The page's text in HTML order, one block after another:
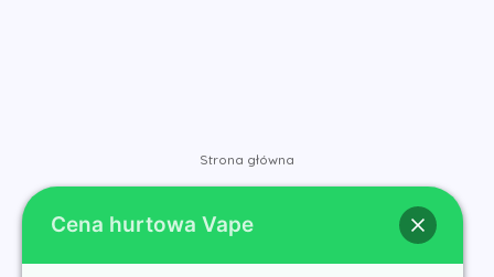
Strona główna
Marki
Kontakt
Cena hurtowa Vape